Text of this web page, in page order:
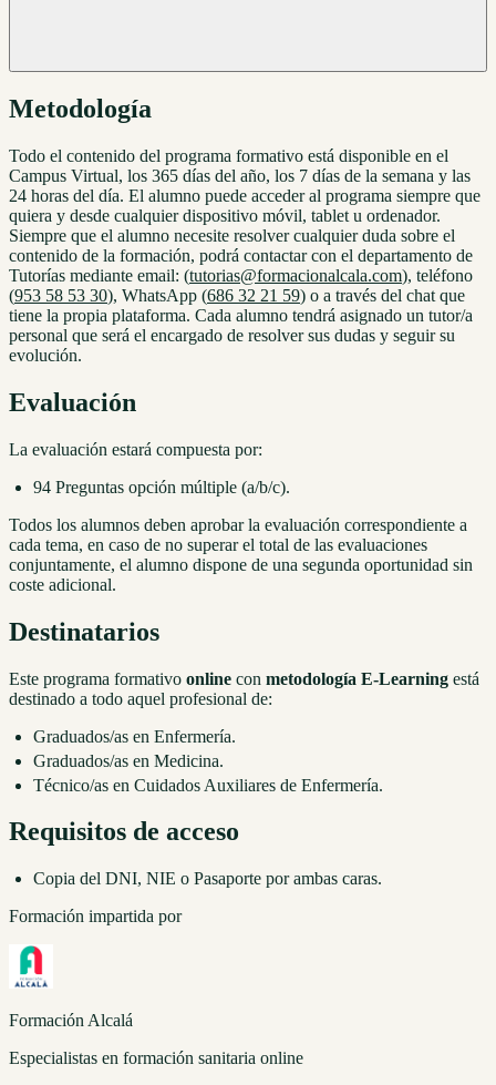
Metodología
Todo el contenido del programa formativo está disponible en el
Campus Virtual, los 365 días del año, los 7 días de la semana y las
24 horas del día. El alumno puede acceder al programa siempre que
quiera y desde cualquier dispositivo móvil, tablet u ordenador.
Siempre que el alumno necesite resolver cualquier duda sobre el
contenido de la formación, podrá contactar con el departamento de
Tutorías mediante email: (tutorias@formacionalcala.com), teléfono
(953 58 53 30), WhatsApp (686 32 21 59) o a través del chat que
tiene la propia plataforma. Cada alumno tendrá asignado un tutor/a
personal que será el encargado de resolver sus dudas y seguir su
evolución.
Evaluación
La evaluación estará compuesta por:
94 Preguntas opción múltiple (a/b/c).
Todos los alumnos deben aprobar la evaluación correspondiente a
cada tema, en caso de no superar el total de las evaluaciones
conjuntamente, el alumno dispone de una segunda oportunidad sin
coste adicional.
Destinatarios
Este programa formativo online con metodología E-Learning está
destinado a todo aquel profesional de:
Graduados/as en Enfermería.
Graduados/as en Medicina.
Técnico/as en Cuidados Auxiliares de Enfermería.
Requisitos de acceso
Copia del DNI, NIE o Pasaporte por ambas caras.
Formación impartida por
Formación Alcalá
Especialistas en formación sanitaria online